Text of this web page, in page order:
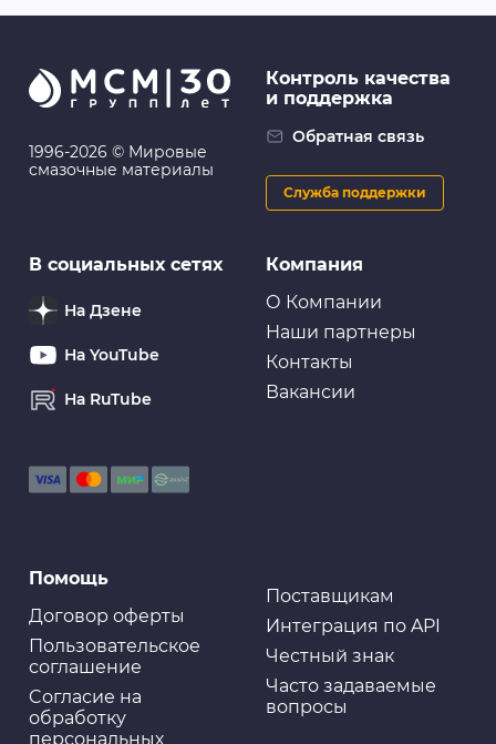
1996-2026 © Мировые
смазочные материалы
Компания
О Компании
Наши партнеры
Контакты
Вакансии
Помощь
Договор оферты
Пользовательское
соглашение
Cогласие на
обработку
персональных
Поставщикам
Интеграция по API
Честный знак
Часто задаваемые
вопросы
Контроль качества
и поддержка
Обратная связь
Служба поддержки
В социальных сетях
На Дзене
На YouTube
На RuTube